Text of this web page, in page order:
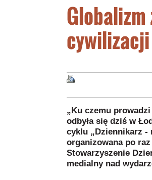
cywilizacji
„Ku czemu
odbyła się dziś w
cyklu „Dziennikarz -
organizowana po
Stowarzyszenie
medialny nad